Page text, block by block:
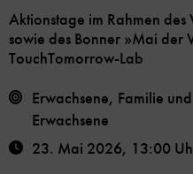
Aktionstage im Rahmen des
sowie des Bonner »Mai der
TouchTomorrow-Lab
Erwachsene, Familie
Erwachsene
23. Mai 2026, 13:00